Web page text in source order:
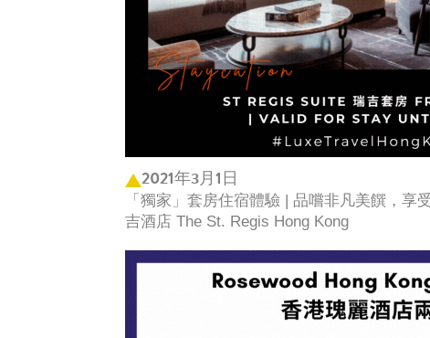
2021年3月1日
「獨家」套房住宿體驗 | 品嚐非凡美饌，享
吉酒店 The St. Regis Hong Kong